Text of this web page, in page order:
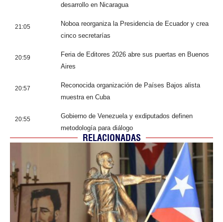
desarrollo en Nicaragua
21:05
Noboa reorganiza la Presidencia de Ecuador y crea
cinco secretarías
20:59
Feria de Editores 2026 abre sus puertas en Buenos
Aires
20:57
Reconocida organización de Países Bajos alista
muestra en Cuba
20:55
Gobierno de Venezuela y exdiputados definen
metodología para diálogo
RELACIONADAS